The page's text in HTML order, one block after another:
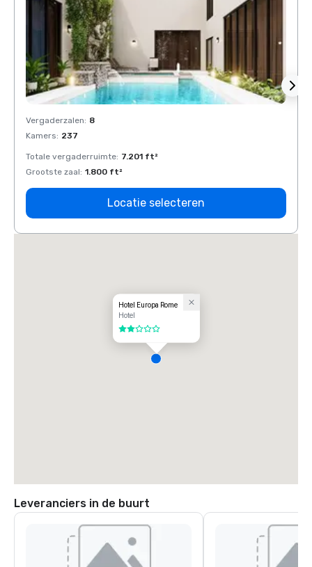
Vergaderzalen: 8
Kamers: 237
Totale vergaderruimte: 7.201 ft²
Grootste zaal: 1.800 ft²
Locatie selecteren
Hotel Europa Rome
Hotel
2 van 5
Leveranciers in de buurt